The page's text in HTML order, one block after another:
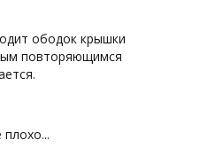
ободок крышки
повторяющимся